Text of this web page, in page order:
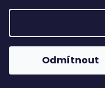
Odmítnout